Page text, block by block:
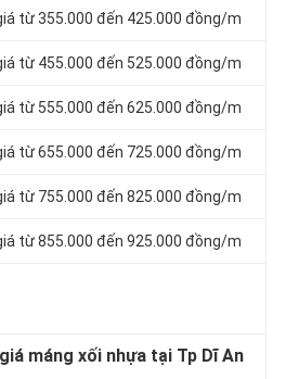
từ 355.000 đến 425.000 đồng/m
từ 455.000 đến 525.000 đồng/m
từ 555.000 đến 625.000 đồng/m
từ 655.000 đến 725.000 đồng/m
từ 755.000 đến 825.000 đồng/m
từ 855.000 đến 925.000 đồng/m
máng xối nhựa tại Tp Dĩ An